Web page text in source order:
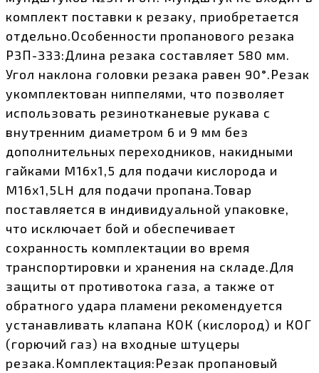
комплект поставки к резаку, приобретается
отдельно.Особенности пропанового резака
Р3П-333:Длина резака составляет 580 мм.
Угол наклона головки резака равен 90°.Резак
укомплектован ниппелями, что позволяет
использовать резинотканевые рукава с
внутренним диаметром 6 и 9 мм без
дополнительных переходников, накидными
гайками M16х1,5 для подачи кислорода и
M16х1,5LH для подачи пропана.Товар
поставляется в индивидуальной упаковке,
что исключает бой и обеспечивает
сохранность комплектации во время
транспортировки и хранения на складе.Для
защиты от противотока газа, а также от
обратного удара пламени рекомендуется
устанавливать клапана КОК (кислород) и КОГ
(горючий газ) на входные штуцеры
резака.Комплектация:Резак пропановый